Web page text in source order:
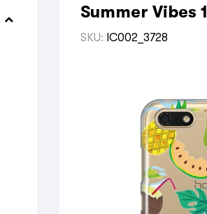
Summer Vibes 1
SKU: IC002_3728